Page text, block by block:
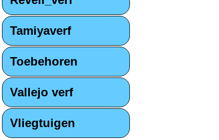
Tamiyaverf
Toebehoren
Vallejo verf
Vliegtuigen